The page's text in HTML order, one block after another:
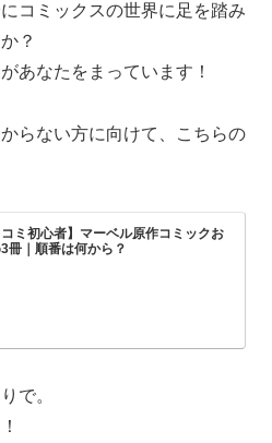
コミックスの世界に足を踏み
？
あなたをまっています！
らない方に向けて、こちらの
コミ初心者】マーベル原作コミックお
冊｜順番は何から？
で。